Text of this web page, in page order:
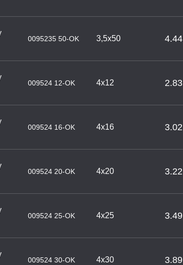
0095235 50-OK 3,5х50 4.44
009524 12-OK 4х12 2.83
009524 16-OK 4х16 3.02
009524 20-OK 4х20 3.22
009524 25-OK 4х25 3.49
009524 30-OK 4х30 3.89